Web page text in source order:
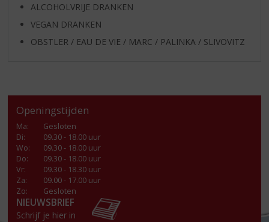
ALCOHOLVRIJE DRANKEN
VEGAN DRANKEN
OBSTLER / EAU DE VIE / MARC / PALINKA / SLIVOVITZ
Openingstijden
Ma:
Gesloten
Di:
09.30 - 18.00 uur
Wo:
09.30 - 18.00 uur
Do:
09.30 - 18.00 uur
Vr:
09.30 - 18.30 uur
Za:
09.00 - 17.00 uur
Zo:
Gesloten
NIEUWSBRIEF
Schrijf je hier in